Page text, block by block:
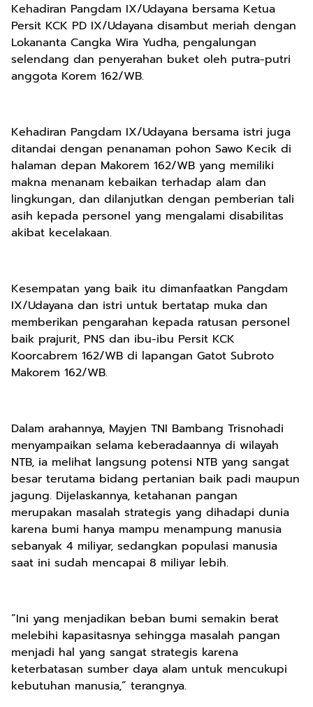
Kehadiran Pangdam IX/Udayana bersama Ketua
Persit KCK PD IX/Udayana disambut meriah dengan
Lokananta Cangka Wira Yudha, pengalungan
selendang dan penyerahan buket oleh putra-putri
anggota Korem 162/WB.
Kehadiran Pangdam IX/Udayana bersama istri juga
ditandai dengan penanaman pohon Sawo Kecik di
halaman depan Makorem 162/WB yang memiliki
makna menanam kebaikan terhadap alam dan
lingkungan, dan dilanjutkan dengan pemberian tali
asih kepada personel yang mengalami disabilitas
akibat kecelakaan.
Kesempatan yang baik itu dimanfaatkan Pangdam
IX/Udayana dan istri untuk bertatap muka dan
memberikan pengarahan kepada ratusan personel
baik prajurit, PNS dan ibu-ibu Persit KCK
Koorcabrem 162/WB di lapangan Gatot Subroto
Makorem 162/WB.
Dalam arahannya, Mayjen TNI Bambang Trisnohadi
menyampaikan selama keberadaannya di wilayah
NTB, ia melihat langsung potensi NTB yang sangat
besar terutama bidang pertanian baik padi maupun
jagung. Dijelaskannya, ketahanan pangan
merupakan masalah strategis yang dihadapi dunia
karena bumi hanya mampu menampung manusia
sebanyak 4 miliyar, sedangkan populasi manusia
saat ini sudah mencapai 8 miliyar lebih.
“Ini yang menjadikan beban bumi semakin berat
melebihi kapasitasnya sehingga masalah pangan
menjadi hal yang sangat strategis karena
keterbatasan sumber daya alam untuk mencukupi
kebutuhan manusia,” terangnya.